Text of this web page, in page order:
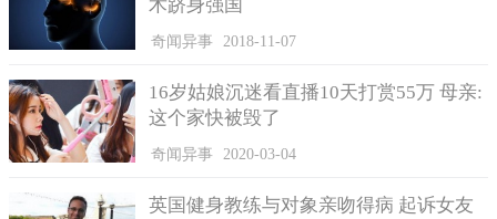
术跻身强国
奇闻异事 2018-11-07
16岁姑娘沉迷看直播10天打赏55万 母亲:
这个家快被毁了
奇闻异事 2020-03-04
英国健身教练与对象亲吻得病 起诉女友